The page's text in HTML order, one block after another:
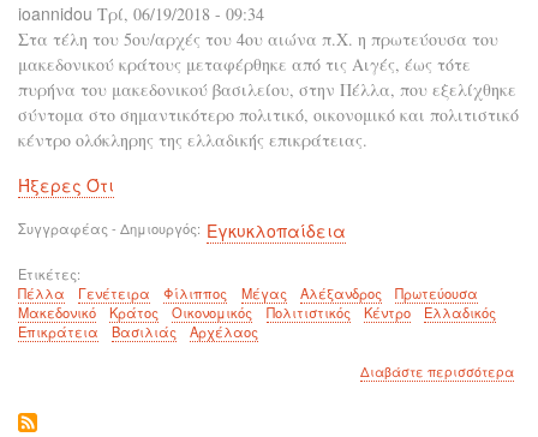
ioannidou Τρί, 06/19/2018 - 09:34
Στα τέλη του 5ου/αρχές του 4ου αιώνα π.Χ. η πρωτεύουσα του
μακεδονικού κράτους μεταφέρθηκε από τις Αιγές, έως τότε
πυρήνα του μακεδονικού βασιλείου, στην Πέλλα, που εξελίχθηκε
σύντομα στο σημαντικότερο πολιτικό, οικονομικό και πολιτιστικό
κέντρο ολόκληρης της ελλαδικής επικράτειας.
Ήξερες Ότι
Συγγραφέας - Δημιουργός Εγκυκλοπαίδεια
Ετικέτες
Πέλλα
Γενέτειρα Φίλιππος Μέγας Αλέξανδρος
Πρωτεύουσα
Μακεδονικό
Κράτος Οικονομικός Πολιτιστικός Κέντρο
Ελλαδικός
Επικράτεια
Βασιλιάς Αρχέλαος
Διαβάστε περισσότεραγια